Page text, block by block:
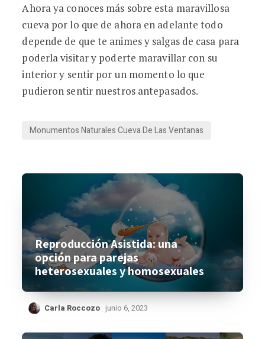
Ahora ya conoces más sobre esta maravillosa
cueva por lo que de ahora en adelante todo
depende de que te animes y salgas de casa para
poderla visitar y poderte maravillar con su
interior y sentir por un momento lo que
pudieron sentir nuestros antepasados.
Monumentos Naturales Cueva De Las Ventanas
Reproducción Asistida: una
opción para parejas
heterosexuales y homosexuales
Carla Roccozo junio 6, 2023